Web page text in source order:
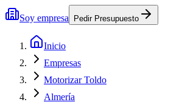
Soy empresa Pedir Presupuesto
Inicio
Empresas
Motorizar Toldo
Almería